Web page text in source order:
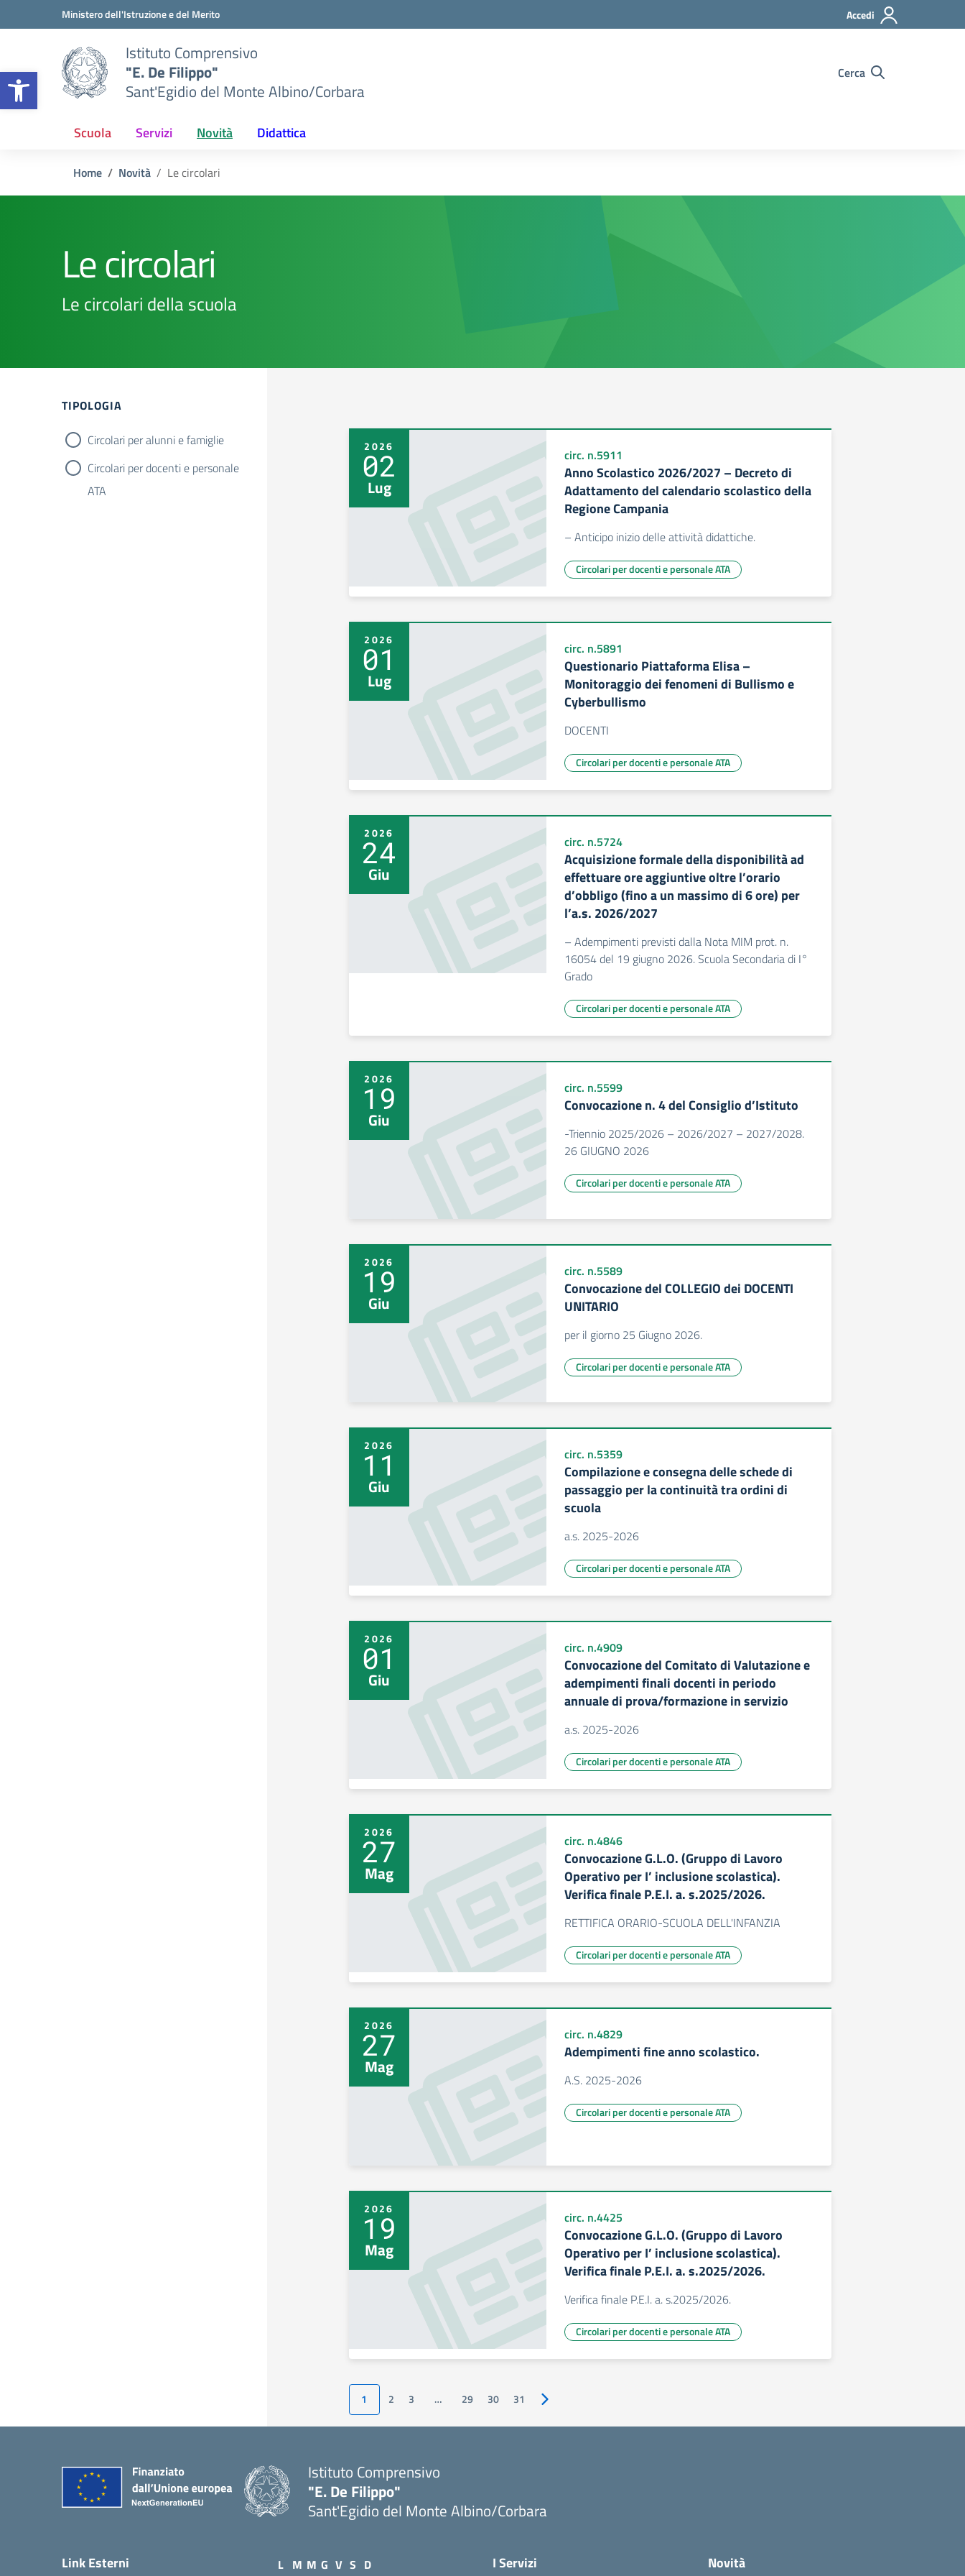
Apri la barra degli strumenti
Vai ai contenuti
Vai al menu di navigazioneMinistero dell'Istruzione e del Merito Accedi
Istituto Comprensivo
"E. De Filippo"
Sant'Egidio del Monte Albino/Corbara
Cerca
Scuola Servizi Novità Didattica
Home Novità Le circolari
Le circolari
Le circolari della scuola
TIPOLOGIA
Circolari per alunni e famiglie
Circolari per docenti e personale
ATA
2026
02
Lug
circ. n.5911
Anno Scolastico 2026/2027 – Decreto di
Adattamento del calendario scolastico della
Regione Campania
– Anticipo inizio delle attività didattiche.
Circolari per docenti e personale ATA
2026
01
Lug
circ. n.5891
Questionario Piattaforma Elisa –
Monitoraggio dei fenomeni di Bullismo e
Cyberbullismo
DOCENTI
Circolari per docenti e personale ATA
2026
24
Giu
circ. n.5724
Acquisizione formale della disponibilità ad
effettuare ore aggiuntive oltre l’orario
d’obbligo (fino a un massimo di 6 ore) per
l’a.s. 2026/2027
– Adempimenti previsti dalla Nota MIM prot. n.
16054 del 19 giugno 2026. Scuola Secondaria di I°
Grado
Circolari per docenti e personale ATA
2026
19
Giu
circ. n.5599
Convocazione n. 4 del Consiglio d’Istituto
-Triennio 2025/2026 – 2026/2027 – 2027/2028.
26 GIUGNO 2026
Circolari per docenti e personale ATA
2026
19
Giu
circ. n.5589
Convocazione del COLLEGIO dei DOCENTI
UNITARIO
per il giorno 25 Giugno 2026.
Circolari per docenti e personale ATA
2026
11
Giu
circ. n.5359
Compilazione e consegna delle schede di
passaggio per la continuità tra ordini di
scuola
a.s. 2025-2026
Circolari per docenti e personale ATA
2026
01
Giu
circ. n.4909
Convocazione del Comitato di Valutazione e
adempimenti finali docenti in periodo
annuale di prova/formazione in servizio
a.s. 2025-2026
Circolari per docenti e personale ATA
2026
27
Mag
circ. n.4846
Convocazione G.L.O. (Gruppo di Lavoro
Operativo per I’ inclusione scolastica).
Verifica finale P.E.I. a. s.2025/2026.
RETTIFICA ORARIO-SCUOLA DELL'INFANZIA
Circolari per docenti e personale ATA
2026
27
Mag
circ. n.4829
Adempimenti fine anno scolastico.
A.S. 2025-2026
Circolari per docenti e personale ATA
2026
19
Mag
circ. n.4425
Convocazione G.L.O. (Gruppo di Lavoro
Operativo per I’ inclusione scolastica).
Verifica finale P.E.I. a. s.2025/2026.
Verifica finale P.E.I. a. s.2025/2026.
Circolari per docenti e personale ATA
1 2 3 … 29 30 31 Pagina successiva
Istituto Comprensivo
"E. De Filippo"
Sant'Egidio del Monte Albino/Corbara
Link Esterni L M M G V S D
I Servizi Novità